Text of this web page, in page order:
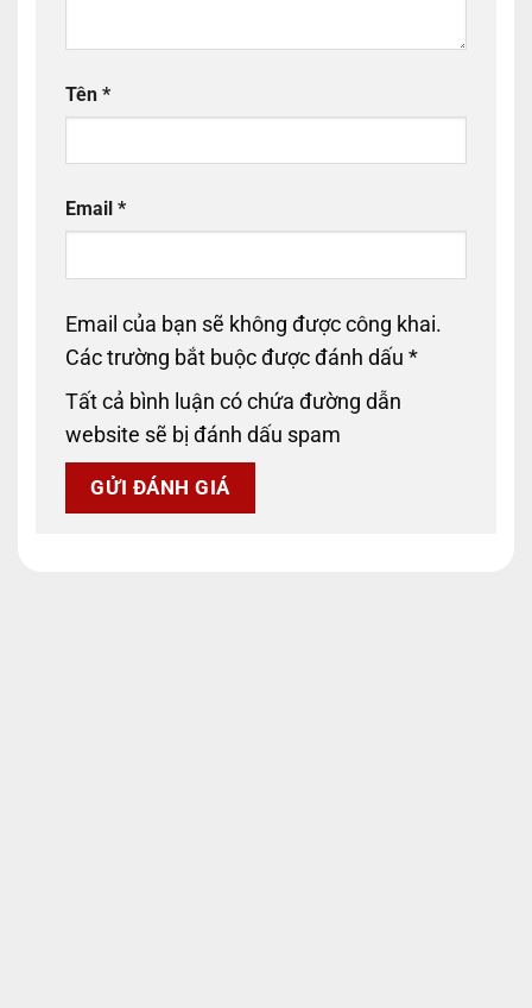
Tên *
Email *
Email của bạn sẽ không được công khai.
Các trường bắt buộc được đánh dấu *
Tất cả bình luận có chứa đường dẫn
website sẽ bị đánh dấu spam